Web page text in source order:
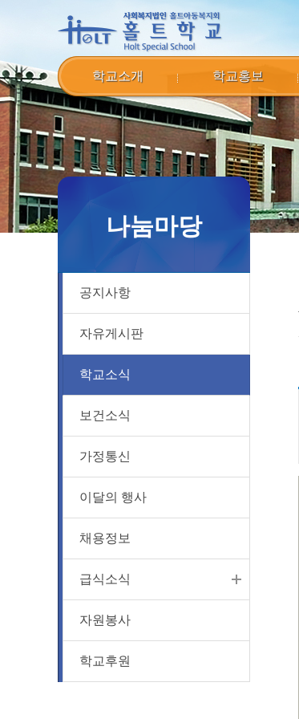
학교소개 학교홍보
나눔마당
공지사항
자유게시판
학교소식
보건소식
가정통신
이달의 행사
채용정보
급식소식
자원봉사
학교후원